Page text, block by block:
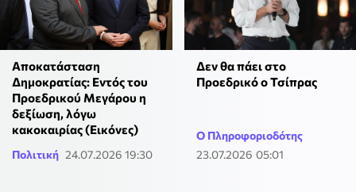
Αποκατάσταση
Δημοκρατίας: Εντός του
Προεδρικού Μεγάρου η
δεξίωση, λόγω
κακοκαιρίας (Εικόνες)
Πολιτική 24.07.2026 19:30
Δεν θα πάει στο
Προεδρικό ο Τσίπρας
Ο Πληροφοριοδότης
23.07.2026 05:01